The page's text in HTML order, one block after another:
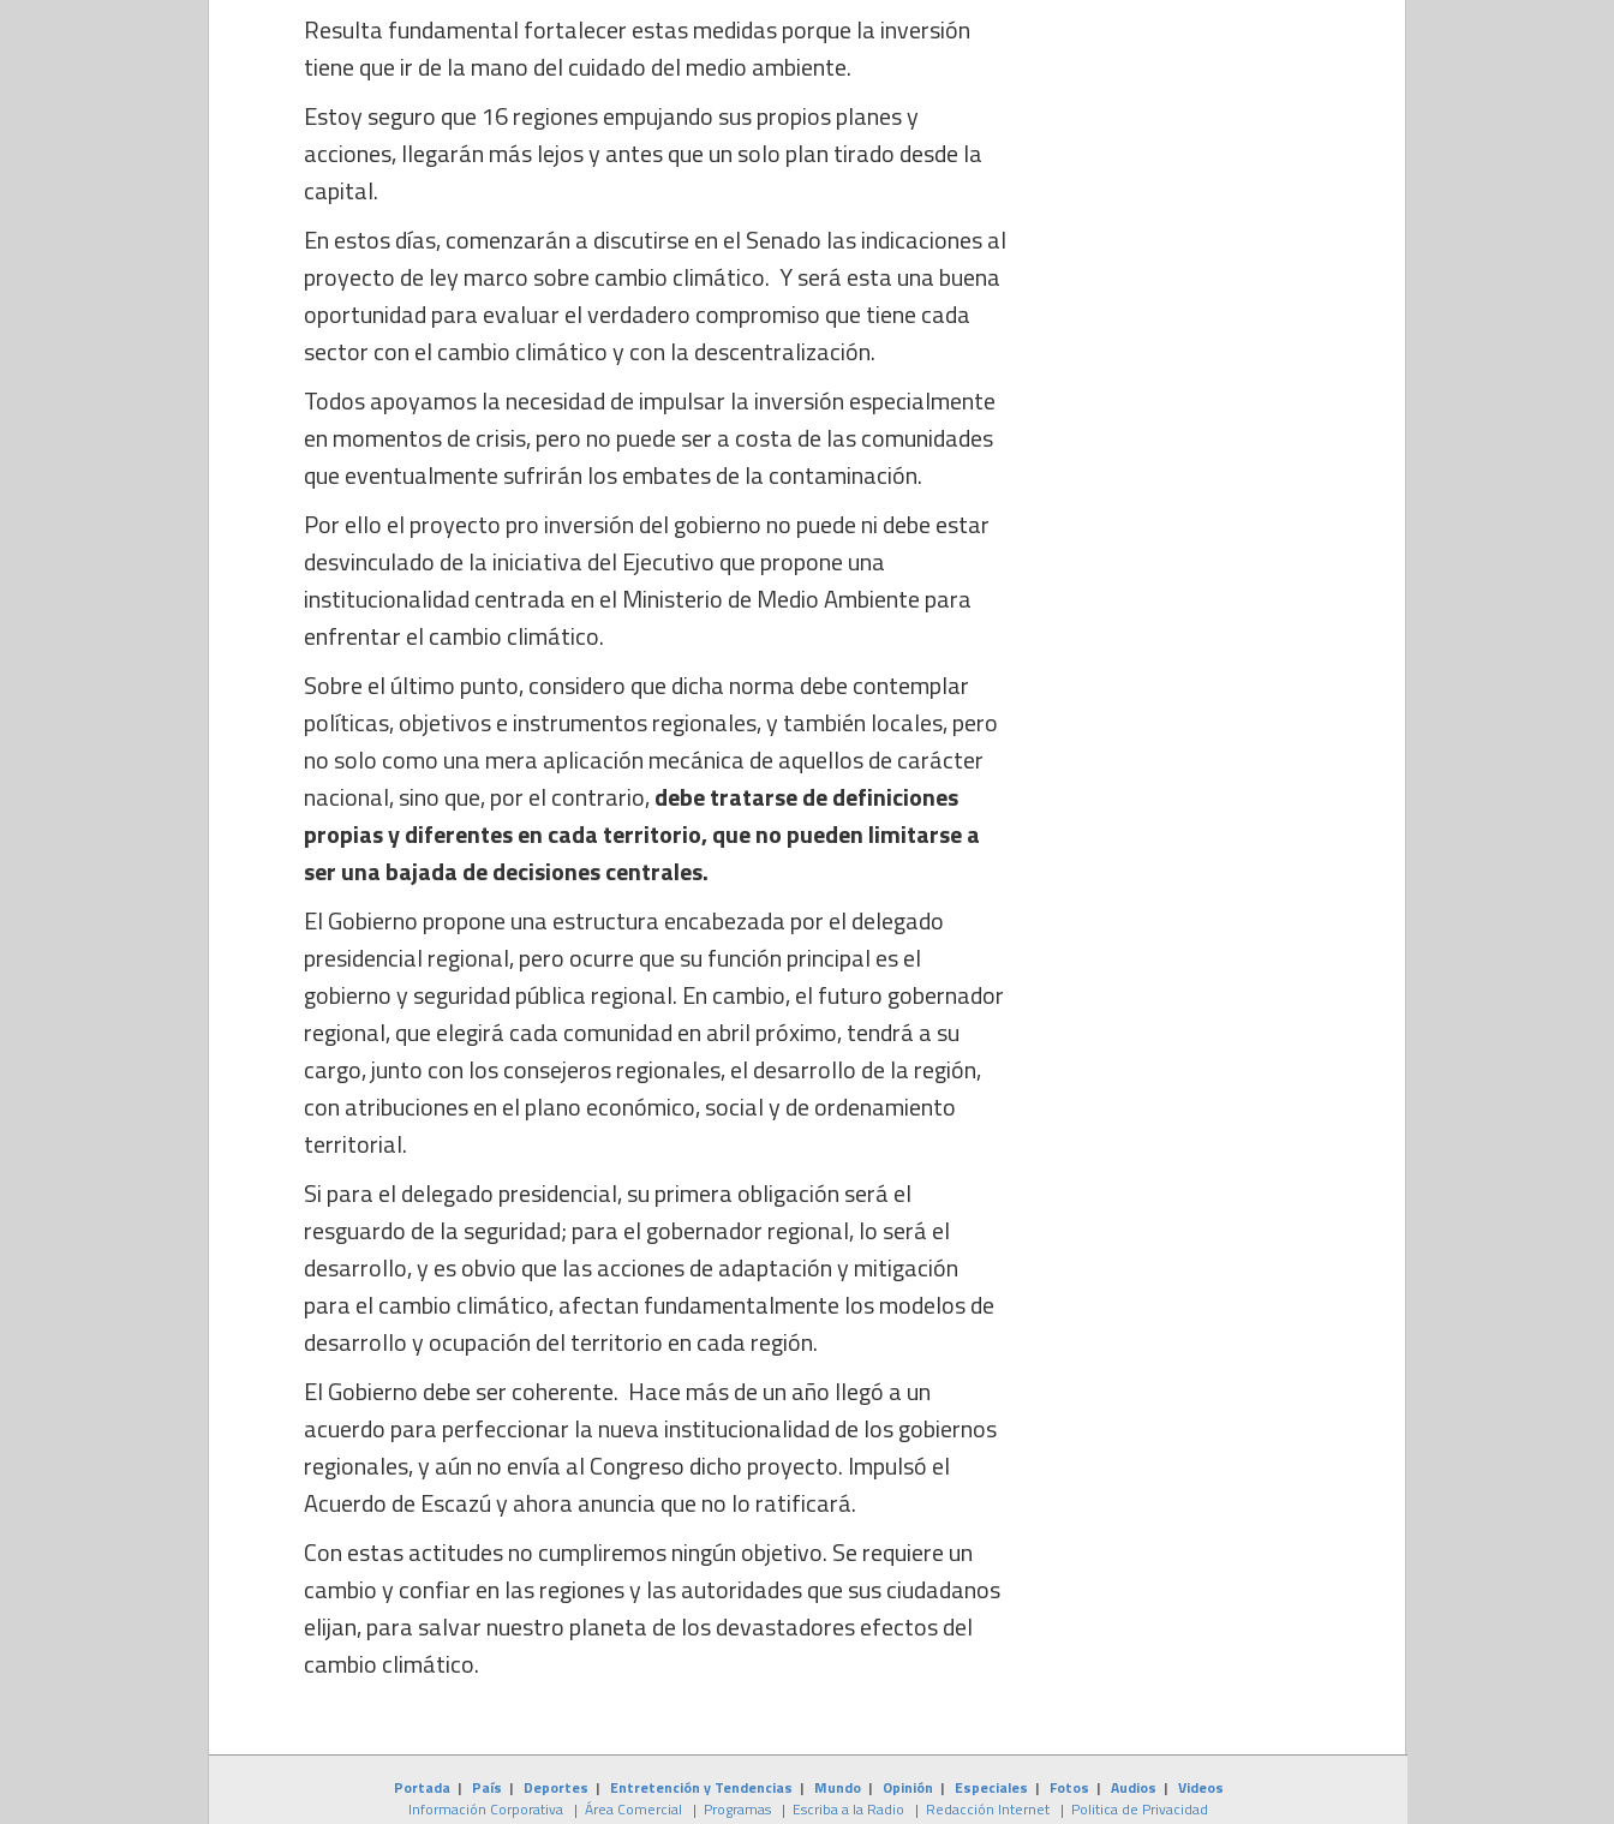
Resulta fundamental fortalecer estas medidas porque la inversión
tiene que ir de la mano del cuidado del medio ambiente.
Estoy seguro que 16 regiones empujando sus propios planes y
acciones, llegarán más lejos y antes que un solo plan tirado desde la
capital.
En estos días, comenzarán a discutirse en el Senado las indicaciones al
proyecto de ley marco sobre cambio climático. Y será esta una buena
oportunidad para evaluar el verdadero compromiso que tiene cada
sector con el cambio climático y con la descentralización.
Todos apoyamos la necesidad de impulsar la inversión especialmente
en momentos de crisis, pero no puede ser a costa de las comunidades
que eventualmente sufrirán los embates de la contaminación.
Por ello el proyecto pro inversión del gobierno no puede ni debe estar
desvinculado de la iniciativa del Ejecutivo que propone una
institucionalidad centrada en el Ministerio de Medio Ambiente para
enfrentar el cambio climático.
Sobre el último punto, considero que dicha norma debe contemplar
políticas, objetivos e instrumentos regionales, y también locales, pero
no solo como una mera aplicación mecánica de aquellos de carácter
nacional, sino que, por el contrario,debe tratarse de definiciones
propias y diferentes en cada territorio, que no pueden limitarse a
ser una bajada de decisiones centrales.
El Gobierno propone una estructura encabezada por el delegado
presidencial regional, pero ocurre que su función principal es el
gobierno y seguridad pública regional. En cambio, el futuro gobernador
regional, que elegirá cada comunidad en abril próximo, tendrá a su
cargo, junto con los consejeros regionales, el desarrollo de la región,
con atribuciones en el plano económico, social y de ordenamiento
territorial.
Si para el delegado presidencial, su primera obligación será el
resguardo de la seguridad; para el gobernador regional, lo será el
desarrollo, y es obvio que las acciones de adaptación y mitigación
para el cambio climático, afectan fundamentalmente los modelos de
desarrollo y ocupación del territorio en cada región.
El Gobierno debe ser coherente. Hace más de un año llegó a un
acuerdo para perfeccionar la nueva institucionalidad de los gobiernos
regionales, y aún no envía al Congreso dicho proyecto. Impulsó el
Acuerdo de Escazú y ahora anuncia que no lo ratificará.
Con estas actitudes no cumpliremos ningún objetivo. Se requiere un
cambio y confiar en las regiones y las autoridades que sus ciudadanos
elijan, para salvar nuestro planeta de los devastadores efectos del
cambio climático.
Portada| País | Deportes | Entretención y Tendencias | Mundo| Opinión | Especiales | Fotos | Audios | Videos
Información Corporativa | Área Comercial | Programas | Escriba a la Radio | Redacción Internet | Politica de Privacidad